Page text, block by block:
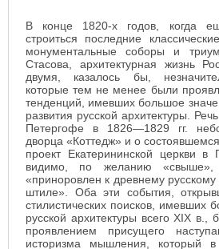
В конце 1820-х годов, когда
строиться последние
монументальные соборы и
Стасова, архитектурная жизнь
двумя, казалось бы,
которые тем не менее были
тенденций, имевших большое
развития русской архитектуры.
Петергофе в 1826—1829 гг.
дворца «Коттедж» и о
проект Екатерининской церкви в
видимо, по желанию
«приноровлен к древнему русскому
штиле». Оба эти события,
стилистических поисков, имевших
русской архитектуры всего XIX
проявлением присущего
историзма мышления, который